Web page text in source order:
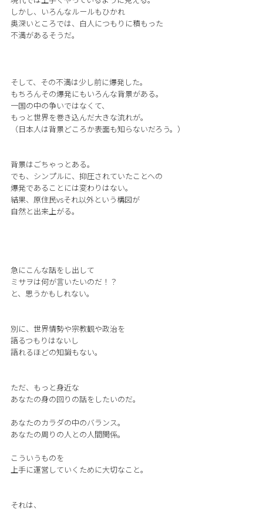
しかし、いろんなルールもひかれ
奥深いところでは、白人につもりに積もった
不満があるそうだ。
そして、その不満は少し前に爆発した。
もちろんその爆発にもいろんな背景がある。
一国の中の争いではなくて、
もっと世界を巻き込んだ大きな流れが。
（日本人は背景どころか表面も知らないだろう。）
背景はごちゃっとある。
でも、シンプルに、抑圧されていたことへの
爆発であることには変わりはない。
結果、原住民vsそれ以外という構図が
自然と出来上がる。
急にこんな話をし出して
ミサヲは何が言いたいのだ！？
と、思うかもしれない。
別に、世界情勢や宗教観や政治を
語るつもりはないし
語れるほどの知識もない。
ただ、もっと身近な
あなたの身の回りの話をしたいのだ。
あなたのカラダの中のバランス。
あなたの周りの人との人間関係。
こういうものを
上手に運営していくために大切なこと。
それは、